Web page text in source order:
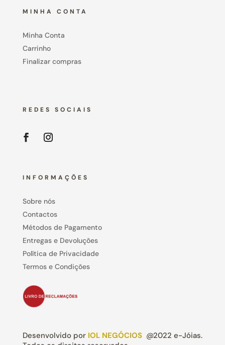
MINHA CONTA
Minha Conta
Carrinho
Finalizar compras
REDES SOCIAIS
INFORMAÇÕES
Sobre nós
Contactos
Métodos de Pagamento
Entregas e Devoluções
Política de Privacidade
Termos e Condições
Desenvolvido por IOL NEGÓCIOS@2022 e-Jóias.